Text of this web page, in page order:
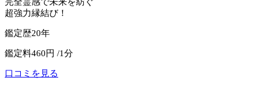
超強力縁結び！
鑑定歴20年
鑑定料460円 /1分
口コミを見る